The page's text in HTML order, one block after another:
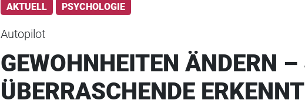
AKTUELL PSYCHOLOGIE
Autopilot
GEWOHNHEITEN ÄNDERN
ÜBERRASCHENDE